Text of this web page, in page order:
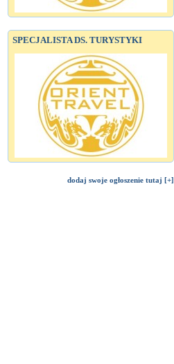
SPECJALISTA DS. TURYSTYKI
dodaj swoje ogłoszenie tutaj [+]